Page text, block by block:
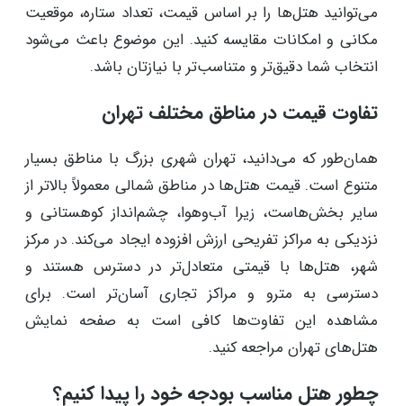
می‌توانید هتل‌ها را بر اساس قیمت، تعداد ستاره، موقعیت
مکانی و امکانات مقایسه کنید. این موضوع باعث می‌شود
انتخاب شما دقیق‌تر و متناسب‌تر با نیازتان باشد.
تفاوت قیمت در مناطق مختلف تهران
همان‌طور که می‌دانید، تهران شهری بزرگ با مناطق بسیار
متنوع است. قیمت هتل‌ها در مناطق شمالی معمولاً بالاتر از
سایر بخش‌هاست، زیرا آب‌وهوا، چشم‌انداز کوهستانی و
نزدیکی به مراکز تفریحی ارزش افزوده ایجاد می‌کند. در مرکز
شهر، هتل‌ها با قیمتی متعادل‌تر در دسترس هستند و
دسترسی به مترو و مراکز تجاری آسان‌تر است. برای
مشاهده این تفاوت‌ها کافی است به صفحه نمایش
هتل‌های تهران مراجعه کنید.
چطور هتل مناسب بودجه خود را پیدا کنیم؟